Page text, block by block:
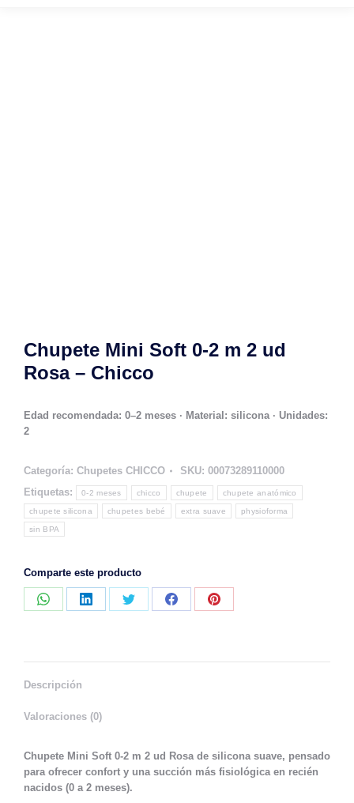
Chupete Mini Soft 0-2 m 2 ud
Rosa – Chicco
Edad recomendada: 0–2 meses · Material: silicona · Unidades:
2
Categoría: Chupetes CHICCO SKU: 00073289110000
Etiquetas:
0-2 meses chicco chupete chupete anatómico
chupete silicona chupetes bebé extra suave physioforma
sin BPA
Comparte este producto
CompartirCompartirCompartirCompartirCompartir
Descripción
Valoraciones (0)
Chupete Mini Soft 0-2 m 2 ud Rosa de silicona suave, pensado
para ofrecer confort y una succión más fisiológica en recién
nacidos (0 a 2 meses).